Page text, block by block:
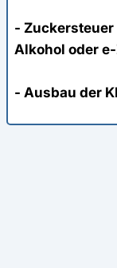
-
Alkohol oder
- Ausbau der